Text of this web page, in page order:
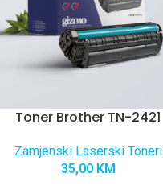
Toner Brother TN-2421
Zamjenski Laserski Toneri
35,00 KM